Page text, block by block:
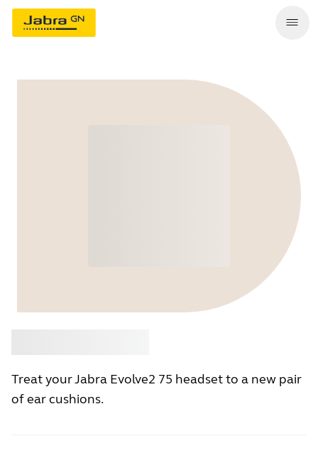
Treat your Jabra Evolve2 75 headset to a new pair
of ear cushions.